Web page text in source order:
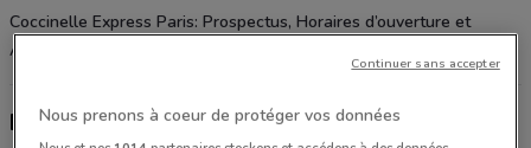
Coccinelle Express Paris: Prospectus, Horaires d’ouverture et
Adresses
Derniers catalogues Coccinelle Express
Nous prenons à coeur de protéger vos données
Continuer sans accepter